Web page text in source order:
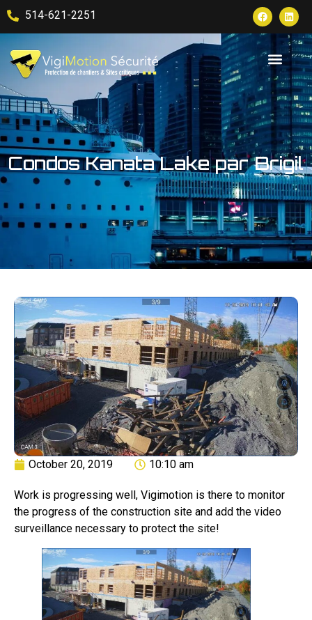
514-621-2251
Condos Kanata Lake par Brigil
October 20, 2019 10:10 am
Work is progressing well, Vigimotion is there to monitor
the progress of the construction site and add the video
surveillance necessary to protect the site!